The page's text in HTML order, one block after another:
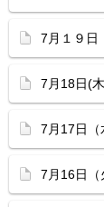
7月１９日
7月18日(
7月17日
7月16日